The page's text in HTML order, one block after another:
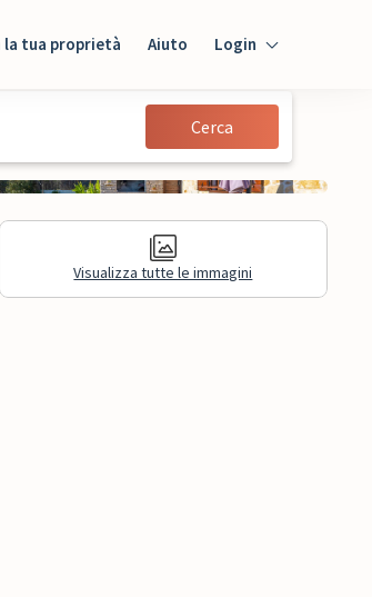
tua proprietà Aiuto Login
Ospiti
Cerca
Visualizza tutte le immagini